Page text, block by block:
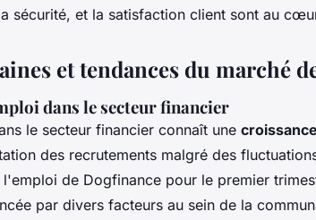
sécurité, et la satisfaction client sont au
et tendances du marché
dans le secteur financier
le secteur financier connaît une
des recrutements malgré des
de Dogfinance pour le premier
par divers facteurs au sein de la